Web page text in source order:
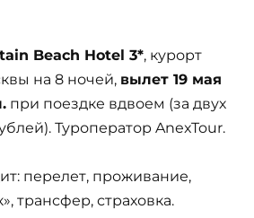
Beach Hotel 3*, курорт
на 8 ночей, вылет 19 мая
при поездке вдвоем (за двух
Туроператор AnexTour.
перелет, проживание,
трансфер, страховка.